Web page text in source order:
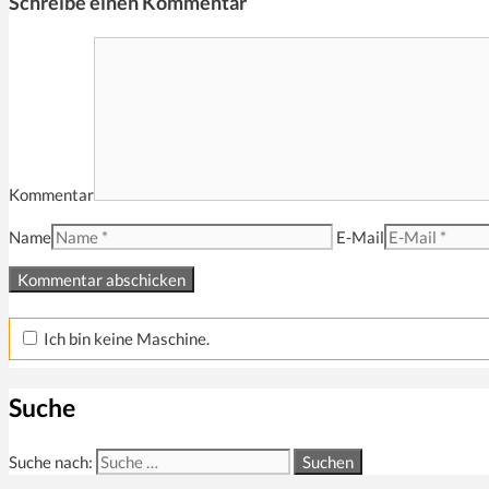
Kommentar
Name E-Mail
Ich bin keine Maschine.
Suche
Suche nach: